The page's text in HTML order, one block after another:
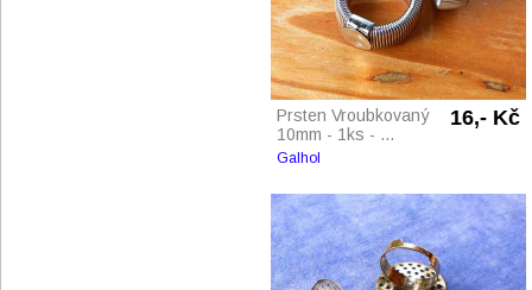
Prsten Vroubkovaný
10mm - 1ks - ...
16,- Kč
Galhol